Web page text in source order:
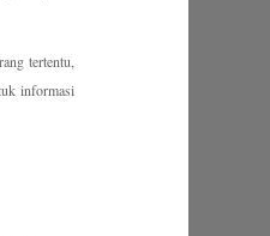
tertentu,
informasi